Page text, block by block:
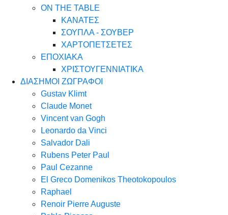
ON THE TABLE
ΚΑΝΑΤΕΣ
ΣΟΥΠΛΑ - ΣΟΥΒΕΡ
ΧΑΡΤΟΠΕΤΣΕΤΕΣ
ΕΠΟΧΙΑΚΑ
ΧΡΙΣΤΟΥΓΕΝΝΙΑΤΙΚΑ
ΔΙΑΣΗΜΟΙ ΖΩΓΡΑΦΟΙ
Gustav Klimt
Claude Monet
Vincent van Gogh
Leonardo da Vinci
Salvador Dali
Rubens Peter Paul
Paul Cezanne
El Greco Domenikos Theotokopoulos
Raphael
Renoir Pierre Auguste